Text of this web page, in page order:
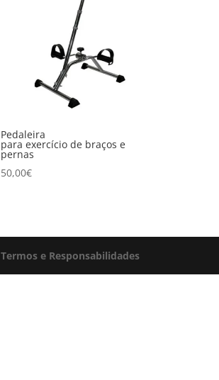
Pedaleira
para exercício de braços e
pernas
50,00€
Termos e Responsabilidades